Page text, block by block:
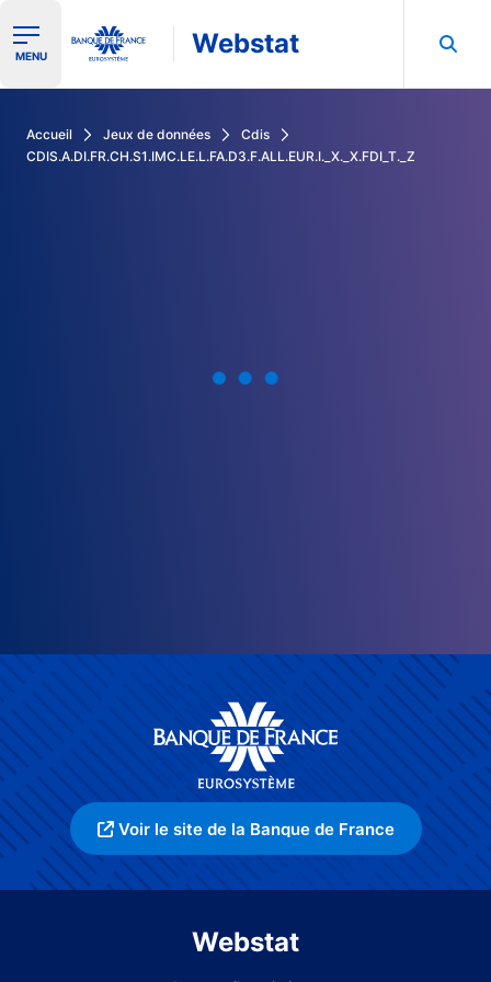
Ouvrir le menu de navigation
MENU Webstat
Accueil Jeux de données
Cdis
CDIS.A.DI.FR.CH.S1.IMC.LE.L.FA.D3.F.ALL.EUR.I._X._X.FDI_T._Z
Voir le site de la Banque de France
Webstat